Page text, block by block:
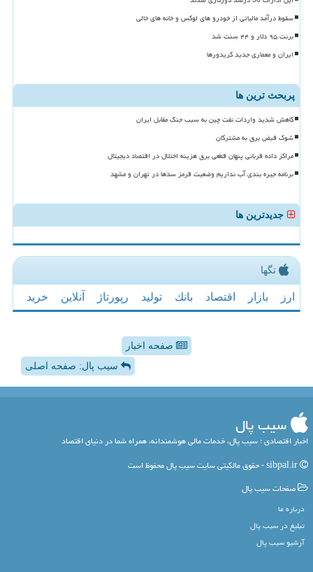
سقوط درآمد مالیاتی از خودرو های لوکس و خانه های خالی
برنت ۹۵ دلار و ۴۴ سنت شد
ایران و معماری جدید کریدورها
پربحث ترین ها
کاهش شدید واردات نفت چین به سبب جنگ مقابل ایران
شوک قبض برق به مشترکان
مراکز داده قربانی پنهان قطعی برق هزینه اختلال در اقتصاد دیجیتال
برنامه جیره بندی آب نداریم وضعیت قرمز سدها در تهران و مشهد
جدیدترین ها
تگها
ارز بازار اقتصاد بانك تولید رپورتاژ آنلاین خرید
صفحه اخبار
سیب پال: صفحه اصلی
سیب پال
اخبار اقتصادی ؛ سیب پال، خدمات مالی هوشمندانه، همراه شما در دنیای اقتصاد
صفحات سیب پال
درباره ما
تبلیغ در سیب پال
آرشیو سیب پال